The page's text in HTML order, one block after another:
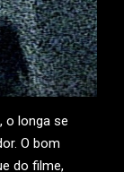
o longa se
O bom
do filme,